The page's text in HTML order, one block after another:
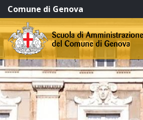
Comune di Genova